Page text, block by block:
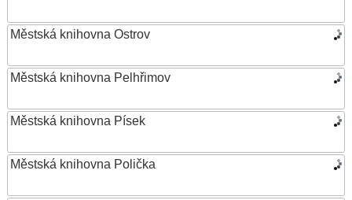
Městská knihovna Ostrov
Městská knihovna Pelhřimov
Městská knihovna Písek
Městská knihovna Polička